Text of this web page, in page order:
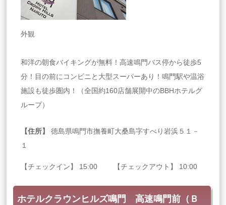
外観
和洋の朝食バイキングが無料！高速鳴門バス停から徒歩5
分！目の前にコンビニと大型スーパーあり！鳴門駅や温浴
施設も徒歩圏内！（全国約160店舗展開中のBBHホテルグ
ループ）
【住所】
徳島県鳴門市撫養町大桑島字すべり岩浜５１－
１
【チェックイン】 15:00 【チェックアウト】 10:00
ホテルクラウンヒルズ鳴門 高速鳴門前（Ｂ